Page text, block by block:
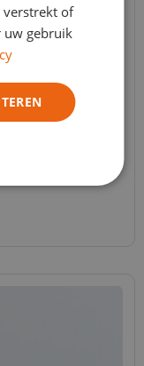
verstrekt of
uw gebruik